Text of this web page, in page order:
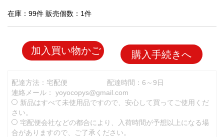
在庫：99件 販売個数：1件
加入買い物かご 購入手続きへ
配達方法：宅配便
配達時間：6～9日
連絡メール： yoyocopys@gmail.com
新品はすべて未使用品ですので、安心して買ってご使用くだ
さい。
宅配便会社などの都合により、入荷時間が予想以上になる場
合がありますので、ご了承ください。